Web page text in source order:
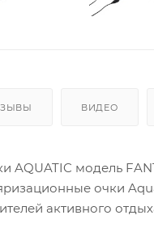
ВИДЕО
AQUATIC модель
очки
активного